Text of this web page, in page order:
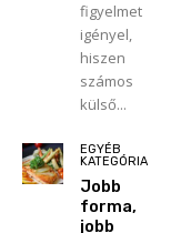
figyelmet
igényel,
hiszen
számos
külső...
EGYÉB
KATEGÓRIA
Jobb
forma,
jobb